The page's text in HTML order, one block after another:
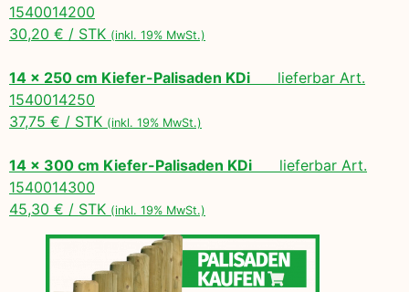
1540014200
30,20 € / STK (inkl. 19% MwSt.)
14 x 250 cm Kiefer-Palisaden KDi lieferbar Art.
1540014250
37,75 € / STK (inkl. 19% MwSt.)
14 x 300 cm Kiefer-Palisaden KDi lieferbar Art.
1540014300
45,30 € / STK (inkl. 19% MwSt.)